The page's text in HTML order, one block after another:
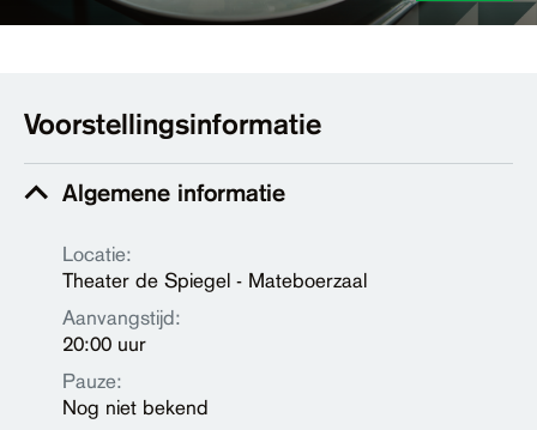
Voorstellingsinformatie
Algemene informatie
Locatie:
Theater de Spiegel - Mateboerzaal
Aanvangstijd:
20:00 uur
Pauze:
Nog niet bekend